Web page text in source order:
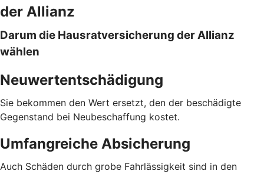
der Allianz
Darum die Hausratversicherung der Allianz
wählen
Neuwertentschädigung
Sie bekommen den Wert ersetzt, den der beschädigte
Gegenstand bei Neubeschaffung kostet.
Umfangreiche Absicherung
Auch Schäden durch grobe Fahrlässigkeit sind in den